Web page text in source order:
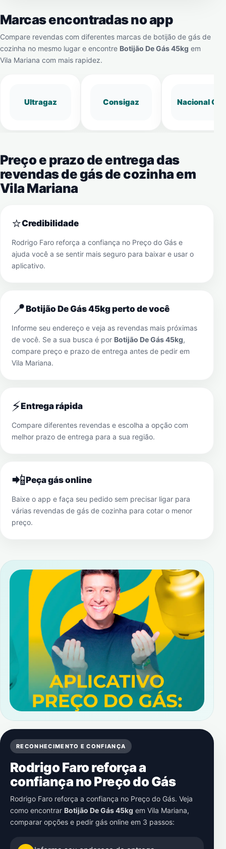
Marcas encontradas no app
Compare revendas com diferentes marcas de botijão de gás de
cozinha no mesmo lugar e encontre Botijão De Gás 45kg em
Vila Mariana com mais rapidez.
Ultragaz Consigaz Nacional Gás
Preço e prazo de entrega das
revendas de gás de cozinha em
Vila Mariana
⭐Credibilidade
Rodrigo Faro reforça a confiança no Preço do Gás e
ajuda você a se sentir mais seguro para baixar e usar o
aplicativo.
📍Botijão De Gás 45kg perto de você
Informe seu endereço e veja as revendas mais próximas
de você. Se a sua busca é por Botijão De Gás 45kg,
compare preço e prazo de entrega antes de pedir em
Vila Mariana.
⚡Entrega rápida
Compare diferentes revendas e escolha a opção com
melhor prazo de entrega para a sua região.
📲Peça gás online
Baixe o app e faça seu pedido sem precisar ligar para
várias revendas de gás de cozinha para cotar o menor
preço.
RECONHECIMENTO E CONFIANÇA
Rodrigo Faro reforça a
confiança no Preço do Gás
Rodrigo Faro reforça a confiança no Preço do Gás. Veja
como encontrar Botijão De Gás 45kg em Vila Mariana,
comparar opções e pedir gás online em 3 passos: